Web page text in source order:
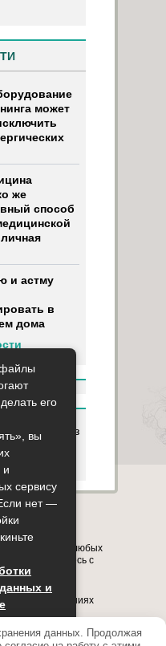
может
же
способ
и астму
в
дома
вы
сбор, анализ
Контакты
в
применением любых
с
о заболеваниях
на него
его
вы
и
сервису
нет —
и
данных. Продолжая